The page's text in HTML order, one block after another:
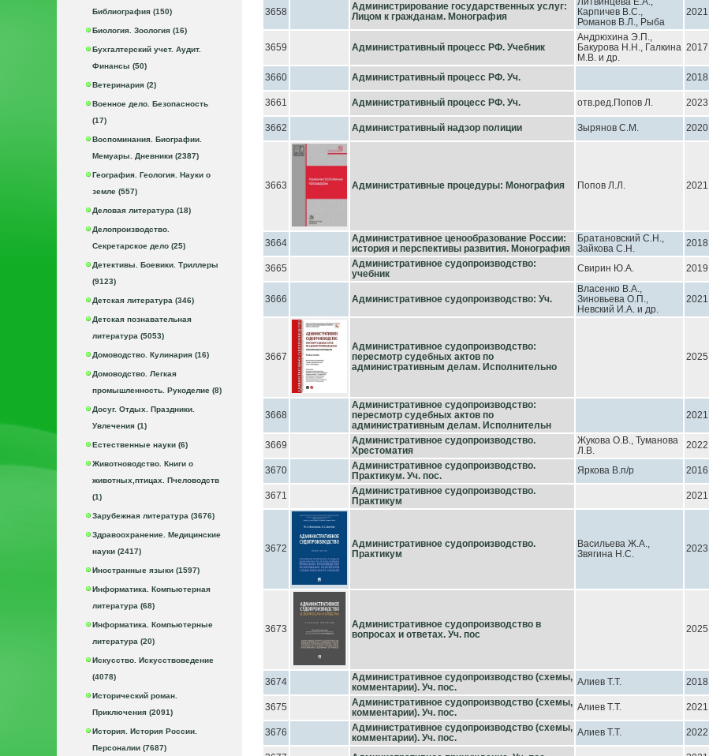
Библиография (150)
Биология. Зоология (16)
Бухгалтерский учет. Аудит.
Финансы (50)
Ветеринария (2)
Военное дело. Безопасность
(17)
Воспоминания. Биографии.
Мемуары. Дневники (2387)
География. Геология. Науки о
земле (557)
Деловая литература (18)
Делопроизводство.
Секретарское дело (25)
Детективы. Боевики. Триллеры
(9123)
Детская литература (346)
Детская познавательная
литература (5053)
Домоводство. Кулинария (16)
Домоводство. Легкая
промышленность. Рукоделие (8)
Досуг. Отдых. Праздники.
Увлечения (1)
Естественные науки (6)
Животноводство. Книги о
животных,птицах. Пчеловодств
(1)
Зарубежная литература (3676)
Здравоохранение. Медицинские
науки (2417)
Иностранные языки (1597)
Информатика. Компьютерная
литература (68)
Информатика. Компьютерные
литература (20)
Искусство. Искусствоведение
(4078)
Исторический роман.
Приключения (2091)
История. История России.
Персоналии (7687)
3658
Администрирование государственных услуг:
Лицом к гражданам. Монография
Карпичев В.С.,
Романов В.Л., Рыба
2021
3659 Административный процесс РФ. Учебник
Андрюхина Э.П.,
Бакурова Н.Н., Галкина
М.В. и др.
2017
3660 Административный процесс РФ. Уч. 2018
3661 Административный процесс РФ. Уч. отв.ред.Попов Л. 2023
3662 Административный надзор полиции Зырянов С.М. 2020
3663 Административные процедуры: Монография Попов Л.Л. 2021
3664
Административное ценообразование России:
история и перспективы развития. Монография
Братановский С.Н.,
Зайкова С.Н.
2018
3665
Административное судопроизводство:
учебник
Свирин Ю.А. 2019
3666 Административное судопроизводство: Уч.
Власенко В.А.,
Зиновьева О.П.,
Невский И.А. и др.
2021
3667
Административное судопроизводство:
пересмотр судебных актов по
административным делам. Исполнительно
2025
3668
Административное судопроизводство:
пересмотр судебных актов по
административным делам. Исполнительн
2021
3669
Административное судопроизводство.
Хрестоматия
Жукова О.В., Туманова
Л.В.
2022
3670
Административное судопроизводство.
Практикум. Уч. пос.
Яркова В.п/р 2016
3671
Административное судопроизводство.
Практикум
2021
3672
Административное судопроизводство.
Практикум
Васильева Ж.А.,
Звягина Н.С.
2023
3673
Административное судопроизводство в
вопросах и ответах. Уч. пос
2025
3674
Административное судопроизводство (схемы,
комментарии). Уч. пос.
Алиев Т.Т. 2018
3675
Административное судопроизводство (схемы,
комментарии). Уч. пос.
Алиев Т.Т. 2021
3676
Административное судопроизводство (схемы,
комментарии). Уч. пос.
Алиев Т.Т. 2022